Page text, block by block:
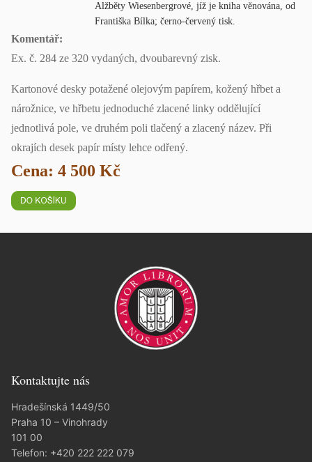
Alžběty Wiesenbergrové, jíž je kniha věnována, od
Františka Bílka; černo-červený tisk.
Komentář:
Ex. č. 284 ze 320 vydaných, dvoubarevný zisk.
Kartonové desky potažené olejovým papírem, kožený hřbet a
nárožnice, ve hřbetu jednoduché zlacené linky oddělující
jednotlivá pole, ve druhém poli tlačený a zlacený název. Při
okrajích desek papír místy lehce odřený.
Cena: 4 500 Kč
Kontaktujte nás
Hradešínská 1449/50
Praha 10 – Vinohrady
101 00
Telefon: +420 222 222 079